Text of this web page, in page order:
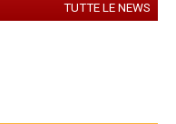
TUTTE LE NEWS